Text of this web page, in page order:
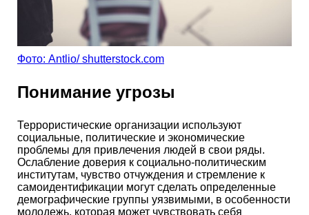
Фото: Antlio/ shutterstock.com
Понимание угрозы
Террористические организации используют
социальные, политические и экономические
проблемы для привлечения людей в свои ряды.
Ослабление доверия к социально-политическим
институтам, чувство отчуждения и стремление к
самоидентификации могут сделать определенные
демографические группы уязвимыми, в особенности
молодежь, которая может чувствовать себя